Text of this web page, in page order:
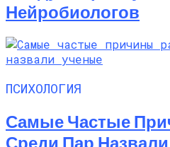
Нейробиологов
ПСИХОЛОГИЯ
Самые Частые
Среди Пар